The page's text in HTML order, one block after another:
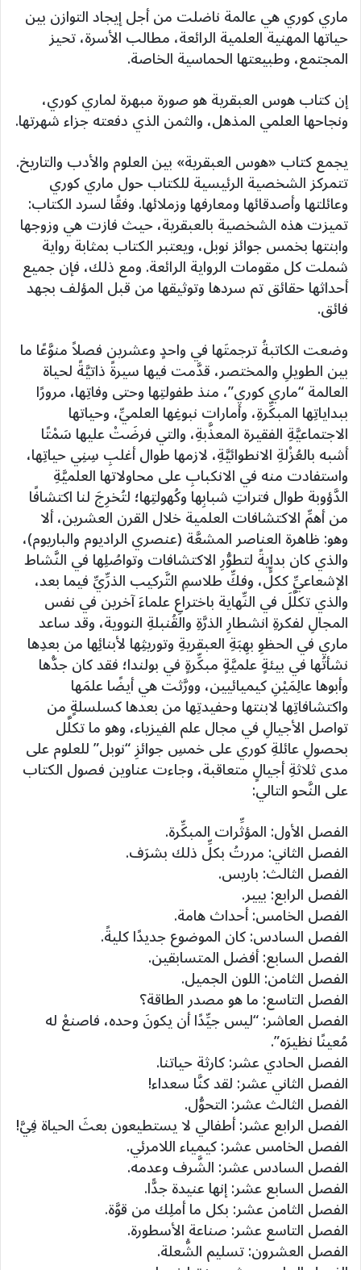
ماري كوري هي عالمة ناضلت من أجل إيجاد التوازن بين
حياتها المهنية العلمية الرائعة، مطالب الأسرة، تحيز
المجتمع، وطبيعتها الحماسية الخاصة.
إن كتاب هوس العبقرية هو صورة مبهرة لماري كوري،
ونجاحها العلمي المذهل، والثمن الذي دفعته جزاء شهرتها.
يجمع كتاب «هوس العبقرية» بين العلوم والأدب والتاريخ.
تتمركز الشخصية الرئيسية للكتاب حول ماري كوري
وعائلتها وأصدقائها ومعارفها وزملائها. وفقًا لسرد الكتاب:
تميزت هذه الشخصية بالعبقرية، حيث فازت هي وزوجها
وابنتها بخمس جوائز نوبل، ويعتبر الكتاب بمثابة رواية
شملت كل مقومات الرواية الرائعة. ومع ذلك، فإن جميع
أحداثها حقائق تم سردها وتوثيقها من قبل المؤلف بجهد
فائق.
وضعت الكاتبةُ ترجمتَها في واحدٍ وعشرين فصلاً منوَّعًا ما
بين الطويلِ والمختصر، قدَّمت فيها سيرةً ذاتيَّةً لحياة
العالمة “ماري كوري”، منذ طفولتِها وحتى وفاتِها، مرورًا
ببداياتِها المبكِّرةِ، وأمارات نبوغِها العلميِّ، وحياتها
الاجتماعيَّةِ الفقيرة المعذَّبةِ، والتي فرضَتْ عليها سَمْتًا
أشبه بالعُزْلةِ الانطوائيَّةِ، لازمها طوال أغلبِ سِنِي حياتِها،
واستفادت منه في الانكبابِ على محاولاتها العلميَّةِ
الدَّؤوبة طوال فتراتِ شبابِها وكُهولتِها؛ لتُخرِجَ لنا اكتشافًا
من أهمِّ الاكتشافات العلمية خلال القرن العشرين، ألا
وهو: ظاهرة العناصر المشعَّة (عنصري الراديوم والباريوم)،
والذي كان بدايةً لتطوُّرِ الاكتشافات وتواصُلِها في النَّشاط
الإشعاعيِّ ككلٍّ، وفكِّ طلاسمِ التَّركيب الذرِّيِّ فيما بعد،
والذي تكلَّلَ في النِّهاية باختراعِ علماءَ آخرين في نفس
المجالِ لفكرةِ انشطارِ الذرَّةِ والقُنبلةِ النووية، وقد ساعد
ماري في الحظوِ بهِبَةِ العبقريةِ وتوريثِها لأبنائِها من بعدِها
نشأتُها في بيئةٍ علميَّةٍ مبكِّرةٍ في بولندا؛ فقد كان جدُّها
وأبوها عالِمَيْنِ كيميائيين، وورَّثت هي أيضًا علمَها
واكتشافاتِها لابنتها وحفيدتِها من بعدها كسلسلةٍ من
تواصل الأجيالِ في مجال علم الفيزياء، وهو ما تكلَّل
بحصولِ عائلةِ كوري على خمسِ جوائزِ “نوبل” للعلوم على
مدى ثلاثةِ أجيالٍ متعاقبة، وجاءت عناوين فصول الكتاب
على النَّحو التالي:
الفصل الأول: المؤثِّرات المبكِّرة.
الفصل الثاني: مررتُ بكلِّ ذلك بشرَف.
الفصل الثالث: باريس.
الفصل الرابع: بيير.
الفصل الخامس: أحداث هامة.
الفصل السادس: كان الموضوع جديدًا كليةً.
الفصل السابع: أفضل المتسابقين.
الفصل الثامن: اللون الجميل.
الفصل التاسع: ما هو مصدر الطاقة؟
الفصل العاشر: “ليس جيِّدًا أن يكونَ وحده، فاصنعْ له
مُعينًا نظيرَه”.
الفصل الحادي عشر: كارثة حياتنا.
الفصل الثاني عشر: لقد كنَّا سعداء!
الفصل الثالث عشر: التحوُّل.
الفصل الرابع عشر: أطفالي لا يستطيعون بعثَ الحياة فِيَّ!
الفصل الخامس عشر: كيمياء اللامرئي.
الفصل السادس عشر: الشَّرف وعدمه.
الفصل السابع عشر: إنها عنيدة جدًّا.
الفصل الثامن عشر: بكل ما أملِك من قوَّة.
الفصل التاسع عشر: صناعة الأسطورة.
الفصل العشرون: تسليم الشُّعلة.